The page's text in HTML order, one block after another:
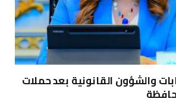
للنيابات والشؤون القانونية بعد حملات